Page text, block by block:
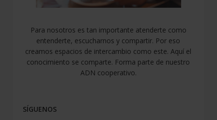
Para nosotros es tan importante atenderte como
entenderte, escucharnos y compartir. Por eso
creamos espacios de intercambio como este. Aquí el
conocimiento se comparte. Forma parte de nuestro
ADN cooperativo.
SÍGUENOS